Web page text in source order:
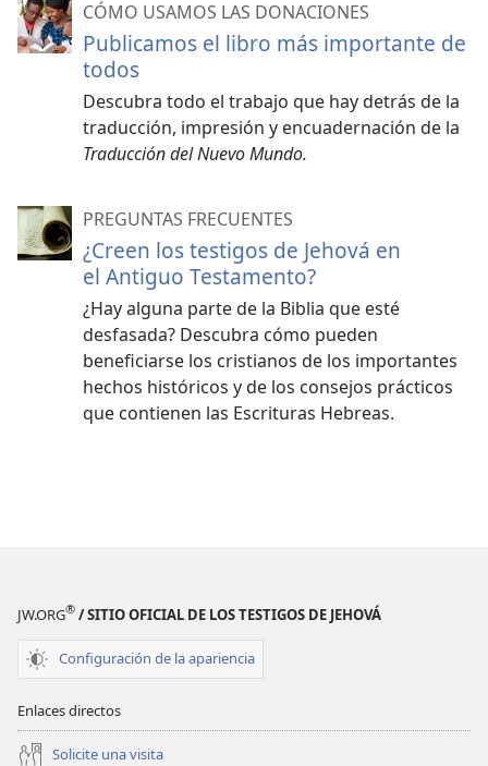
CÓMO USAMOS LAS DONACIONES
Publicamos el libro más importante de
todos
Descubra todo el trabajo que hay detrás de la
traducción, impresión y encuadernación de la
Traducción del Nuevo Mundo.
PREGUNTAS FRECUENTES
¿Creen los testigos de Jehová en
el Antiguo Testamento?
¿Hay alguna parte de la Biblia que esté
desfasada? Descubra cómo pueden
beneficiarse los cristianos de los importantes
hechos históricos y de los consejos prácticos
que contienen las Escrituras Hebreas.
JW.ORG® / SITIO OFICIAL DE LOS TESTIGOS DE JEHOVÁ
Configuración de la apariencia
Enlaces directos
Solicite una visita